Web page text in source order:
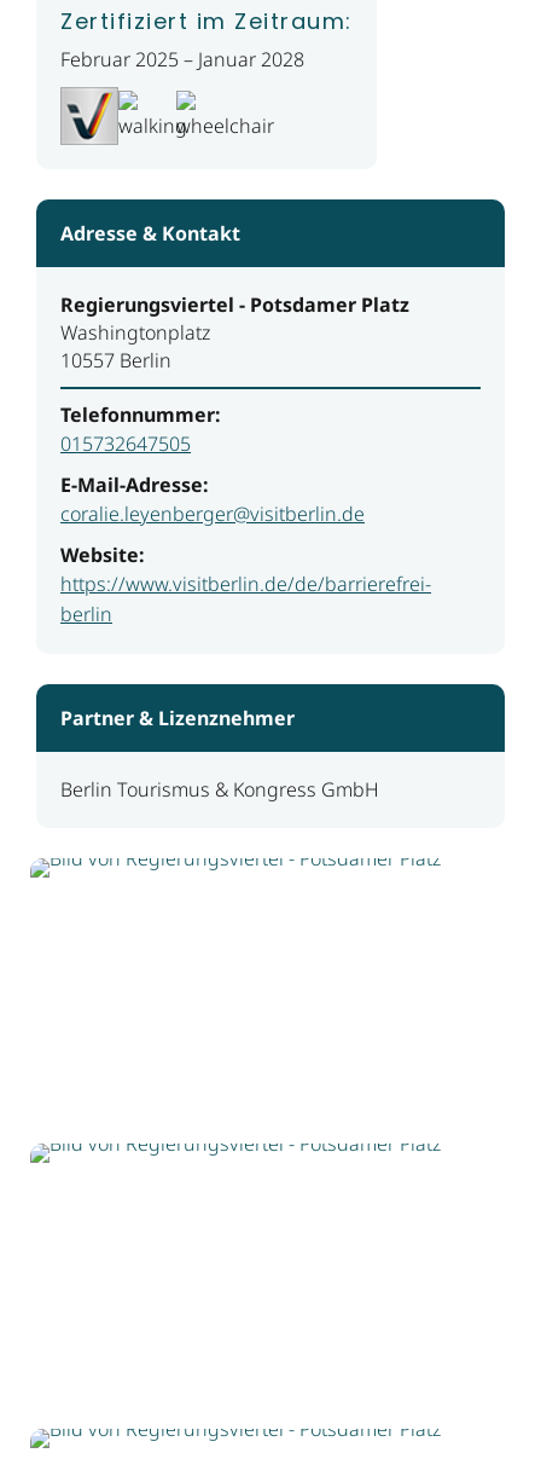
Zertifiziert im Zeitraum:
Februar 2025 – Januar 2028
Adresse & Kontakt
Regierungsviertel - Potsdamer Platz
Washingtonplatz
10557 Berlin
Telefonnummer:
015732647505
E-Mail-Adresse:
coralie.leyenberger@visitberlin.de
Website:
https://www.visitberlin.de/de/barrierefrei-
berlin
Partner & Lizenznehmer
Berlin Tourismus & Kongress GmbH